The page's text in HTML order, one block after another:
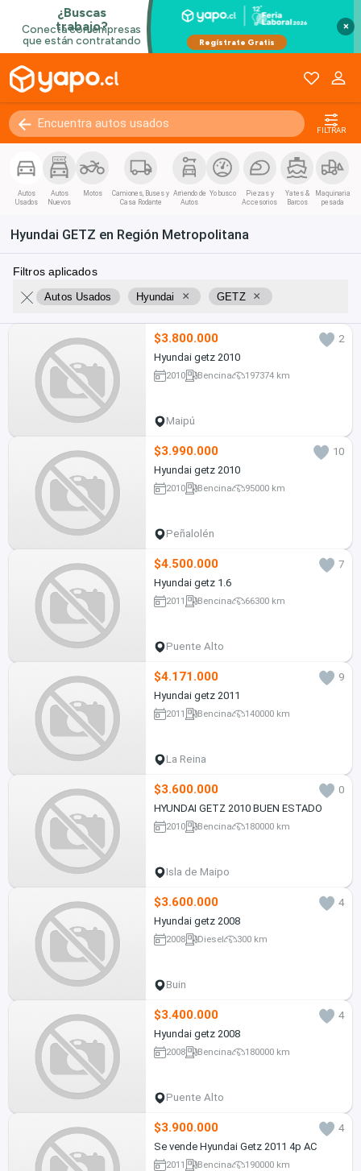
×
FILTRAR
Autos
Usados
Autos
Nuevos
Motos
Camiones, Buses y
Casa Rodante
Arriendo de
Autos
Yo busco
Piezas y
Accesorios
Yates &
Barcos
Maquinaria
pesada
Hyundai GETZ en Región Metropolitana
Filtros aplicados
Autos Usados Hyundai × GETZ ×
$3.800.000
2
Hyundai getz 2010
2010 Bencina 197374 km
Maipú
$3.990.000
10
Hyundai getz 2010
2010 Bencina 95000 km
Peñalolén
$4.500.000
7
Hyundai getz 1.6
2011 Bencina 66300 km
Puente Alto
$4.171.000
9
Hyundai getz 2011
2011 Bencina 140000 km
La Reina
$3.600.000
0
HYUNDAI GETZ 2010 BUEN ESTADO
2010 Bencina 180000 km
Isla de Maipo
$3.600.000
4
Hyundai getz 2008
2008 Diesel 300 km
Buin
$3.400.000
4
Hyundai getz 2008
2008 Bencina 180000 km
Puente Alto
$3.900.000
4
Se vende Hyundai Getz 2011 4p AC
2011 Bencina 190000 km